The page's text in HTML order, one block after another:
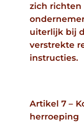
zich richten
uiterlijk bij
verstrekte
instructies.
Artikel 7 –
herroeping